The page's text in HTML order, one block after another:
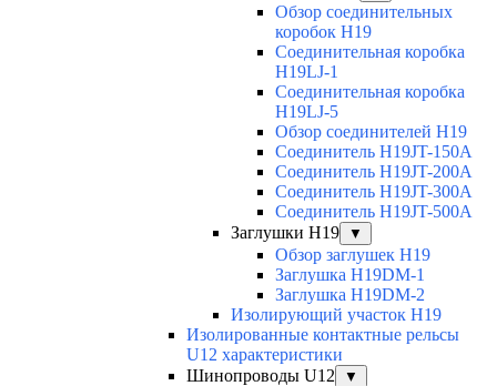
Обзор соединительных
коробок H19
Соединительная коробка
H19LJ-1
Соединительная коробка
H19LJ-5
Обзор соединителей H19
Соединитель H19JT-150A
Соединитель H19JT-200A
Соединитель H19JT-300A
Соединитель H19JT-500A
Заглушки H19
▼
Обзор заглушек H19
Заглушка H19DM-1
Заглушка H19DM-2
Изолирующий участок H19
Изолированные контактные рельсы
U12 характеристики
Шинопроводы U12
▼